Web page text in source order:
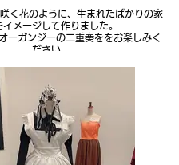
く花のように、生まれたばかりの家
イメージして作りました。
ーガンジーの二重奏ををお楽しみく
ださい。
Photo assistant→Yama
Hair and makup→あや
Glasswork→さな
Sæw(蒼生汐織)
Model→蒼生汐織
ノエル、オロチ"